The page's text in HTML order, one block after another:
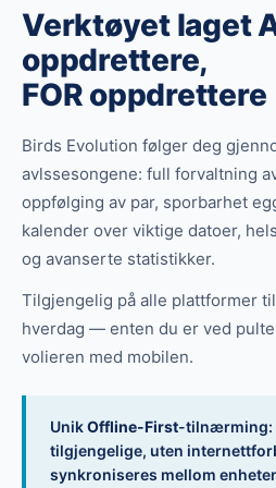
Verktøyet laget
oppdrettere,
FOR oppdrettere
Birds Evolution følger deg
avlssesongene: full forvaltning
oppfølging av par, sporbarhet
kalender over viktige datoer,
og avanserte statistikker.
Tilgjengelig på alle plattformer
hverdag — enten du er ved
volieren med mobilen.
UnikOffline-First-tilnærming:
tilgjengelige, uten
synkroniseres mellom